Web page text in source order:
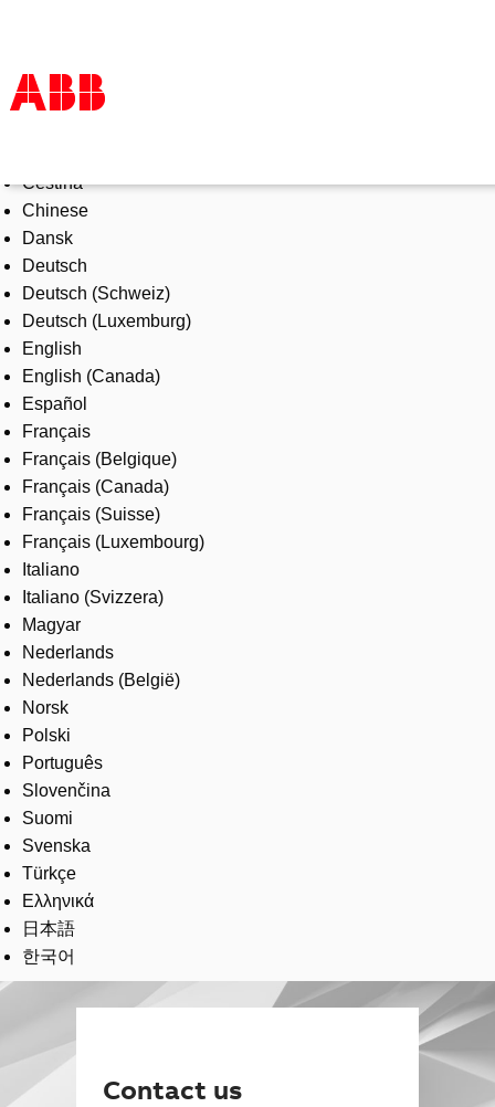
Products & Solutions
Industries
Services
About us
Where to buy
Contact us
Careers
Čeština
Chinese
Dansk
Deutsch
Deutsch (Schweiz)
Deutsch (Luxemburg)
English
English (Canada)
Español
Français
Français (Belgique)
Français (Canada)
Français (Suisse)
Français (Luxembourg)
Italiano
Italiano (Svizzera)
Magyar
Nederlands
Nederlands (België)
Norsk
Polski
Português
Slovenčina
Suomi
Svenska
Türkçe
Ελληνικά
日本語
한국어
Contact us